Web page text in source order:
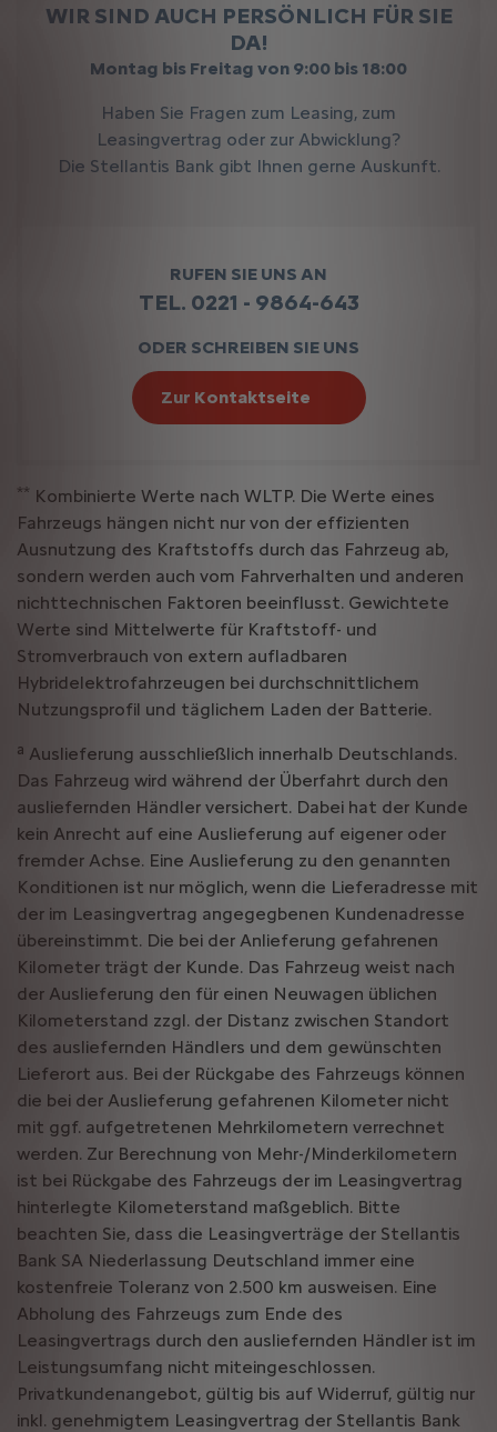
WIR SIND AUCH PERSÖNLICH FÜR SIE
DA!
Montag bis Freitag von 9:00 bis 18:00
Haben Sie Fragen zum Leasing, zum
Leasingvertrag oder zur Abwicklung?
Die Stellantis Bank gibt Ihnen gerne Auskunft.
RUFEN SIE UNS AN
TEL. 0221 - 9864-643
ODER SCHREIBEN SIE UNS
Zur Kontaktseite
** Kombinierte Werte nach WLTP. Die Werte eines
Fahrzeugs hängen nicht nur von der effizienten
Ausnutzung des Kraftstoffs durch das Fahrzeug ab,
sondern werden auch vom Fahrverhalten und anderen
nichttechnischen Faktoren beeinflusst. Gewichtete
Werte sind Mittelwerte für Kraftstoff- und
Stromverbrauch von extern aufladbaren
Hybridelektrofahrzeugen bei durchschnittlichem
Nutzungsprofil und täglichem Laden der Batterie.
a Auslieferung ausschließlich innerhalb Deutschlands.
Das Fahrzeug wird während der Überfahrt durch den
ausliefernden Händler versichert. Dabei hat der Kunde
kein Anrecht auf eine Auslieferung auf eigener oder
fremder Achse. Eine Auslieferung zu den genannten
Konditionen ist nur möglich, wenn die Lieferadresse mit
der im Leasingvertrag angegegbenen Kundenadresse
übereinstimmt. Die bei der Anlieferung gefahrenen
Kilometer trägt der Kunde. Das Fahrzeug weist nach
der Auslieferung den für einen Neuwagen üblichen
Kilometerstand zzgl. der Distanz zwischen Standort
des ausliefernden Händlers und dem gewünschten
Lieferort aus. Bei der Rückgabe des Fahrzeugs können
die bei der Auslieferung gefahrenen Kilometer nicht
mit ggf. aufgetretenen Mehrkilometern verrechnet
werden. Zur Berechnung von Mehr-/Minderkilometern
ist bei Rückgabe des Fahrzeugs der im Leasingvertrag
hinterlegte Kilometerstand maßgeblich. Bitte
beachten Sie, dass die Leasingverträge der Stellantis
Bank SA Niederlassung Deutschland immer eine
kostenfreie Toleranz von 2.500 km ausweisen. Eine
Abholung des Fahrzeugs zum Ende des
Leasingvertrags durch den ausliefernden Händler ist im
Leistungsumfang nicht miteingeschlossen.
Privatkundenangebot, gültig bis auf Widerruf, gültig nur
inkl. genehmigtem Leasingvertrag der Stellantis Bank